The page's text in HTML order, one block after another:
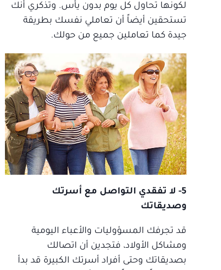
لكونها تحاول كل يوم بدون يأس. وتذكري أنك
تستحقين أيضاً أن تعاملي نفسك بطريقة
جيدة كما تعاملين جميع من حولك.
5- لا تفقدي التواصل مع أسرتك
وصديقاتك
قد تجرفك المسؤوليات والأعباء اليومية
ومشاكل الأولاد، فتجدين أن اتصالك
بصديقاتك وحتى أفراد أسرتك الكبيرة قد بدأ